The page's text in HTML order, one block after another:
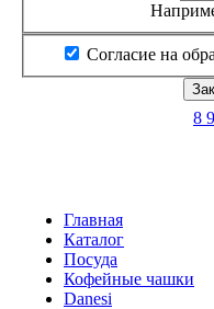
Согласие на
8
Главная
Каталог
Посуда
Кофейные чашки
Danesi